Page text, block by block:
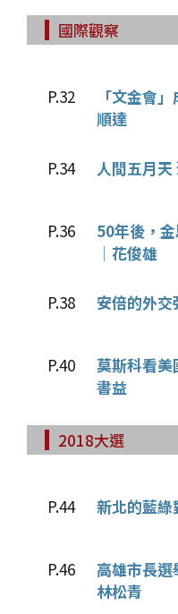
國際觀察
P.32
「文金會
順達
P.34 人間五月
P.36
50年後，
│花俊雄
P.38 安倍的外
P.40
莫斯科看
書益
2018大選
P.44 新北的藍
P.46
高雄市長
林松青